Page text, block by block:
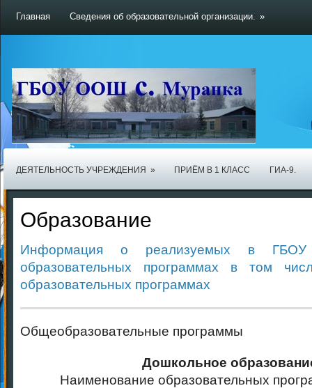
Главная Сведения об образовательной организации. »
ДЕЯТЕЛЬНОСТЬ УЧРЕЖДЕНИЯ » ПРИЁМ В 1 КЛАСС ГИА-9.
Образование
Информация о реализуемых в
образовательных программах в том
образовательных программах
Общеобразовательные программы
Дошкольное
Наименование образовательных